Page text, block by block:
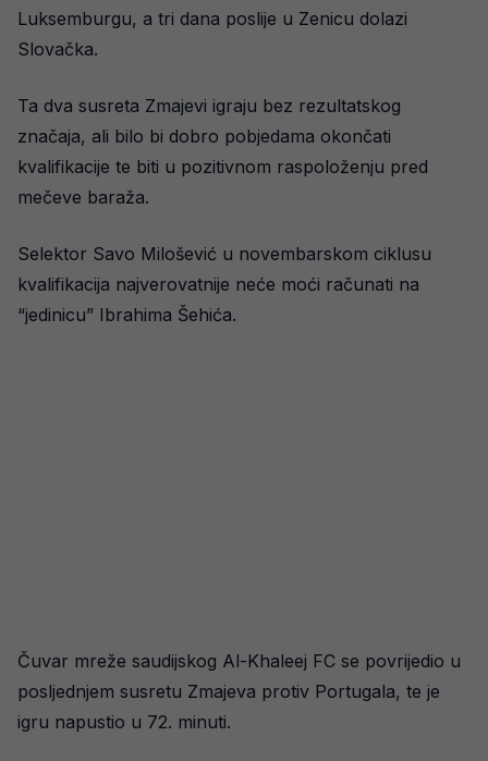
Luksemburgu, a tri dana poslije u Zenicu dolazi
Slovačka.
Ta dva susreta Zmajevi igraju bez rezultatskog
značaja, ali bilo bi dobro pobjedama okončati
kvalifikacije te biti u pozitivnom raspoloženju pred
mečeve baraža.
Selektor Savo Milošević u novembarskom ciklusu
kvalifikacija najverovatnije neće moći računati na
“jedinicu” Ibrahima Šehića.
Čuvar mreže saudijskog Al-Khaleej FC se povrijedio u
posljednjem susretu Zmajeva protiv Portugala, te je
igru napustio u 72. minuti.